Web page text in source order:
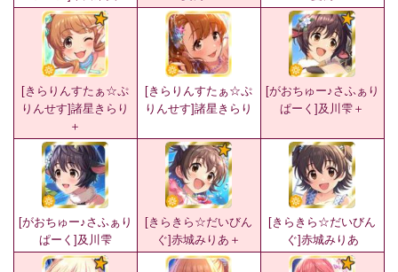
[きらりんすたぁ☆ぷ
りんせす]諸星きらり
＋
[きらりんすたぁ☆ぷ
りんせす]諸星きらり
[がおちゅー♪さふぁり
ぱーく]及川雫＋
[がおちゅー♪さふぁり
ぱーく]及川雫
[きらきら☆だいびん
ぐ]赤城みりあ＋
[きらきら☆だいびん
ぐ]赤城みりあ